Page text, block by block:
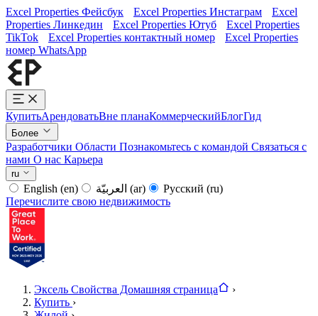
Excel Properties Фейсбук Excel Properties Инстаграм
Excel
Properties Линкедин
Excel Properties Ютуб
Excel Properties
TikTok
Excel Properties контактный номер
Excel Properties
номер WhatsApp
КупитьАрендоватьВне планаКоммерческийБлогГид
Более
Разработчики Области Познакомьтесь с командой Связаться с
нами О нас Карьера
ru
English (en) (ar) Русский (ru)
Перечислите свою недвижимость
Эксель Свойства Домашняя страница
›
Купить ›